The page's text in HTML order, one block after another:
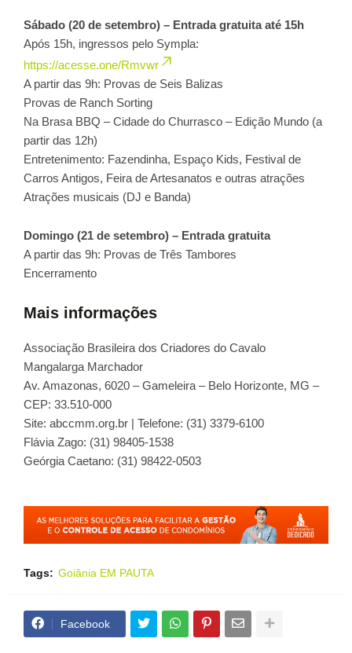
Sábado (20 de setembro) – Entrada gratuita até 15h
Após 15h, ingressos pelo Sympla:
https://acesse.one/Rmvwr
A partir das 9h: Provas de Seis Balizas
Provas de Ranch Sorting
Na Brasa BBQ – Cidade do Churrasco – Edição Mundo (a
partir das 12h)
Entretenimento: Fazendinha, Espaço Kids, Festival de
Carros Antigos, Feira de Artesanatos e outras atrações
Atrações musicais (DJ e Banda)
Domingo (21 de setembro) – Entrada gratuita
A partir das 9h: Provas de Três Tambores
Encerramento
Mais informações
Associação Brasileira dos Criadores do Cavalo
Mangalarga Marchador
Av. Amazonas, 6020 – Gameleira – Belo Horizonte, MG –
CEP: 33.510-000
Site: abccmm.org.br | Telefone: (31) 3379-6100
Flávia Zago: (31) 98405-1538
Geórgia Caetano: (31) 98422-0503
Tags: Goiânia EM PAUTA
Facebook